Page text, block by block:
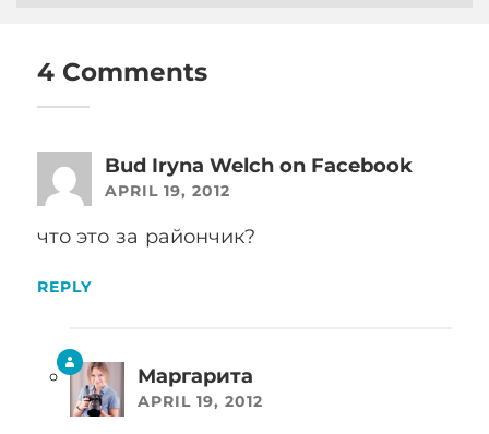
4 Comments
Bud Iryna Welch on Facebook
APRIL 19, 2012
что это за райончик?
REPLY
Маргарита
APRIL 19, 2012